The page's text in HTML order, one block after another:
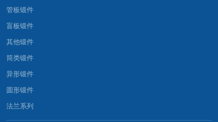
管板锻件
盲板锻件
其他锻件
筒类锻件
异形锻件
圆形锻件
法兰系列